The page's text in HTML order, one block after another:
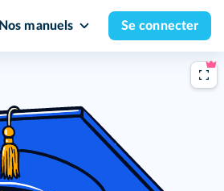
Nos manuels Se connecter